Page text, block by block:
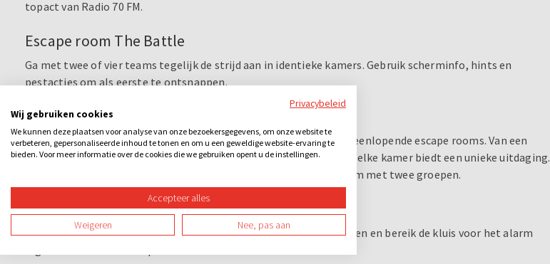
topact van Radio 70 FM.
Escape room The Battle
Ga met twee of vier teams tegelijk de strijd aan in identieke kamers. Gebruik scherminfo, hints en
pestacties om als eerste te ontsnappen.
Escape rooms Nijmegen
InNijmegenbeleef je spanning, mysterie en competitie in vier uiteenlopende escape rooms. Van een
casino-inbraak tot een spookkerkhof of een dansende puzzelrace: elke kamer biedt een unieke uitdaging.
Ideaal voor kleine teams of een competitief teamuitje escape room met twee groepen.
Las Vegas
Breek in bij het zwaarst beveiligde casino van Las Vegas. Werk samen en bereik de kluis voor het alarm
Privacybeleid
Wij gebruiken cookies
We kunnen deze plaatsen voor analyse van onze bezoekersgegevens, om onze website te
verbeteren, gepersonaliseerde inhoud te tonen en om u een geweldige website-ervaring te
bieden. Voor meer informatie over de cookies die we gebruiken opent u de instellingen.
Accepteer alles
Weigeren Nee, pas aan